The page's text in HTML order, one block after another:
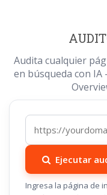
Audita cualquier
en búsqueda con IA
Ejecutar
Ingresa la página de